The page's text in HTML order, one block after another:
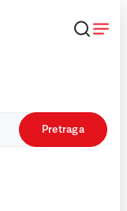
Pretraga